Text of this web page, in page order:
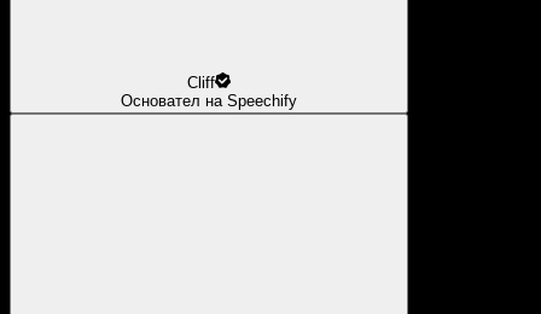
Cliff
Основател на Speechify